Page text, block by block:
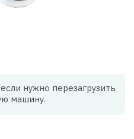
нужно перезагрузить
машину.